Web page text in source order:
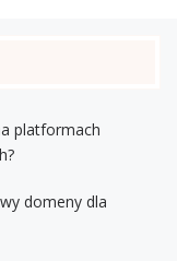
platformach
domeny dla